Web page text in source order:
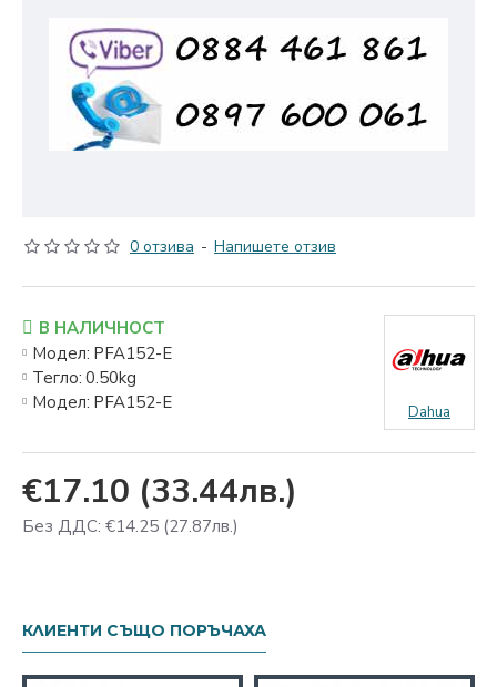
0 отзива - Напишете отзив
€17.10 (33.44лв.)
Без ДДС: €14.25 (27.87лв.)
В НАЛИЧНОСТ
Модел: PFA152-E
Тегло: 0.50kg
Модел: PFA152-E Dahua
КЛИЕНТИ СЪЩО ПОРЪЧАХА